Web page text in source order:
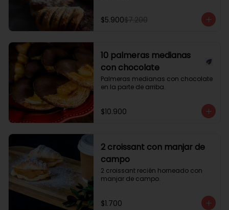
$5.900$7.200
10 palmeras medianas
con chocolate
Palmeras medianas con chocolate
en la parte de arriba.
$10.900
2 croissant con manjar de
campo
2 croissant recién horneado con
manjar de campo.
$1.700